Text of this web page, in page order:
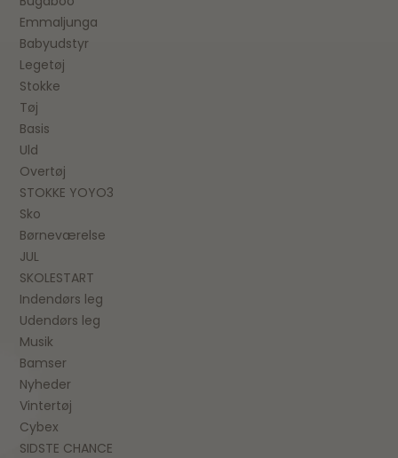
Emmaljunga
Babyudstyr
Legetøj
Stokke
Tøj
Basis
Uld
Overtøj
STOKKE YOYO3
Sko
Børneværelse
JUL
SKOLESTART
Indendørs leg
Udendørs leg
Musik
Bamser
Nyheder
Vintertøj
Cybex
SIDSTE CHANCE